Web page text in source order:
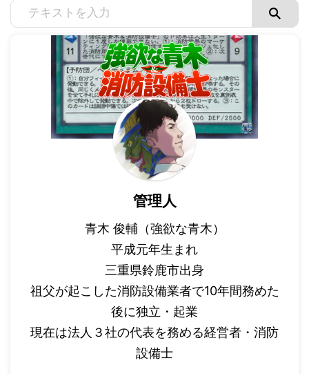
管理人
青木 俊輔（強欲な青木）
平成元年生まれ
三重県鈴鹿市出身
祖父が起こした消防設備業者で10年間務めた
後に独立・起業
現在は法人３社の代表を務める経営者・消防
設備士